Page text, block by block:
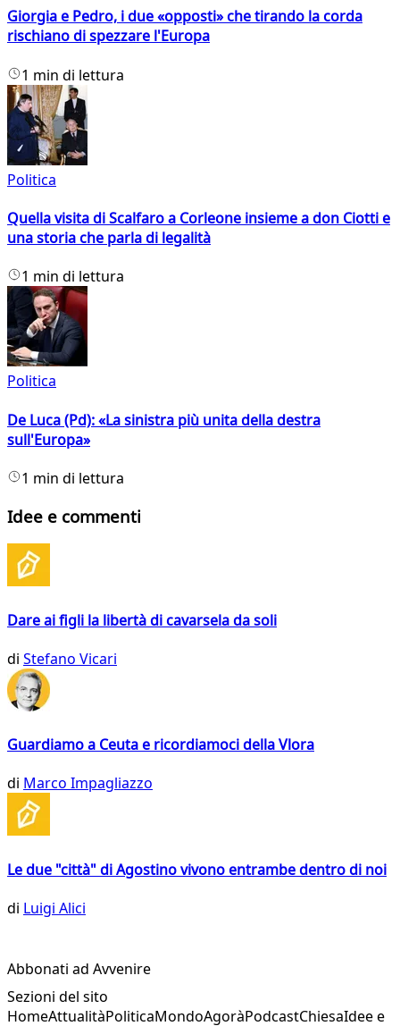
Giorgia e Pedro, i due «opposti» che tirando la corda
rischiano di spezzare l'Europa
1 min di lettura
Politica
Quella visita di Scalfaro a Corleone insieme a don Ciotti e
una storia che parla di legalità
1 min di lettura
Politica
De Luca (Pd): «La sinistra più unita della destra
sull'Europa»
1 min di lettura
Idee e commenti
Dare ai figli la libertà di cavarsela da soli
di Stefano Vicari
Guardiamo a Ceuta e ricordiamoci della Vlora
di Marco Impagliazzo
Le due "città" di Agostino vivono entrambe dentro di noi
di Luigi Alici
Abbonati ad Avvenire
Sezioni del sito
HomeAttualitàPoliticaMondoAgoràPodcastChiesaIdee e